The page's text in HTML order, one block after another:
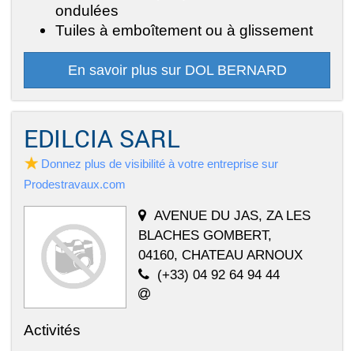
ondulées
Tuiles à emboîtement ou à glissement
En savoir plus sur DOL BERNARD
EDILCIA SARL
Donnez plus de visibilité à votre entreprise sur
Prodestravaux.com
AVENUE DU JAS, ZA LES
BLACHES GOMBERT,
04160, CHATEAU ARNOUX
(+33) 04 92 64 94 44
Activités